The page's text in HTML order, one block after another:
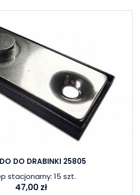
DO DRABINKI 25805
stacjonarny: 15 szt.
47,00 zł